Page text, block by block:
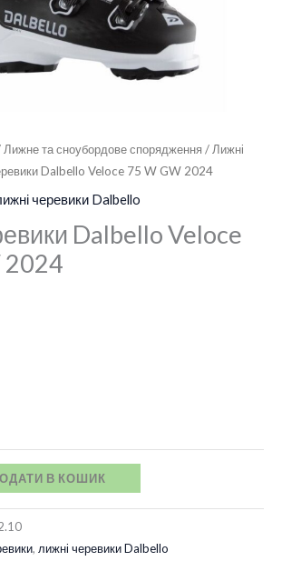
Лижне та сноубордове спорядження / Лижні
Dalbello Veloce 75 W GW 2024
черевики Dalbello
Dalbello Veloce
2024
В КОШИК
, лижні черевики Dalbello